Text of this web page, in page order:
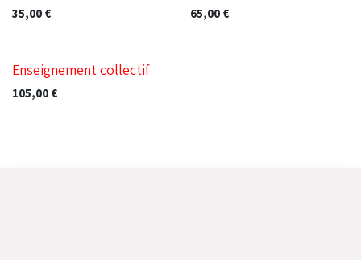
35,00 € 65,00€
Enseignement collectif
105,00 €